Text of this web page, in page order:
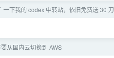
一下我的 codex 中转站，依旧免费送 30 刀
从国内云切换到 AWS